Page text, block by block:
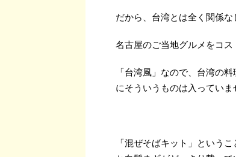
だから、台湾とは全く関係な
名古屋のご当地グルメをコ
「台湾風」なので、台湾の
にそういうものは入っていま
「混ぜそばキット」という